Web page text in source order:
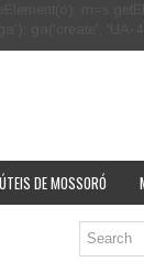
DE MOSSORÓ